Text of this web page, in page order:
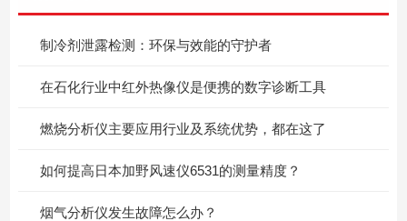
制冷剂泄露检测：环保与效能的守护者
在石化行业中红外热像仪是便携的数字诊断工具
燃烧分析仪主要应用行业及系统优势，都在这了
如何提高日本加野风速仪6531的测量精度？
烟气分析仪发生故障怎么办？